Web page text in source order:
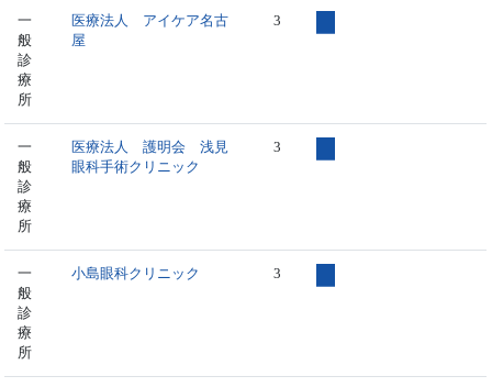
一
般
診
療
所
医療法人 アイケア名古
屋
3
一
般
診
療
所
医療法人 護明会 浅見
眼科手術クリニック
3
一
般
診
療
所
小島眼科クリニック 3